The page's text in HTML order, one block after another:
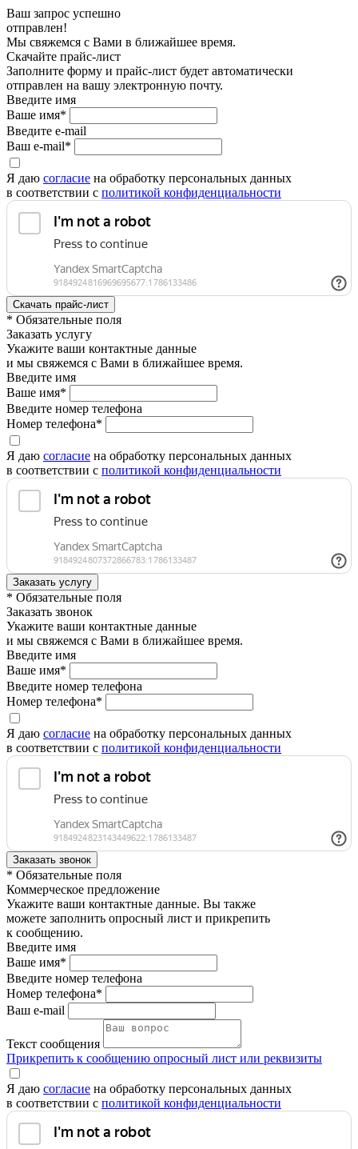
Ваш запрос успешно
отправлен!
Мы свяжемся с Вами в ближайшее время.
Скачайте прайс-лист
Заполните форму и прайс-лист будет автоматически
отправлен на вашу электронную почту.
Введите имя
Ваше имя*
Введите e-mail
Ваш e-mail*
Я даю согласие на обработку персональных данных
в соответствии с политикой конфиденциальности
* Обязательные поля
Заказать услугу
Укажите ваши контактные данные
и мы свяжемся с Вами в ближайшее время.
Введите имя
Ваше имя*
Введите номер телефона
Номер телефона*
Я даю согласие на обработку персональных данных
в соответствии с политикой конфиденциальности
* Обязательные поля
Заказать звонок
Укажите ваши контактные данные
и мы свяжемся с Вами в ближайшее время.
Введите имя
Ваше имя*
Введите номер телефона
Номер телефона*
Я даю согласие на обработку персональных данных
в соответствии с политикой конфиденциальности
* Обязательные поля
Коммерческое предложение
Укажите ваши контактные данные. Вы также
можете заполнить опросный лист и прикрепить
к сообщению.
Введите имя
Ваше имя*
Введите номер телефона
Номер телефона*
Ваш e-mail
Текст сообщения
Прикрепить к сообщению опросный лист или реквизиты
Я даю согласие на обработку персональных данных
в соответствии с политикой конфиденциальности